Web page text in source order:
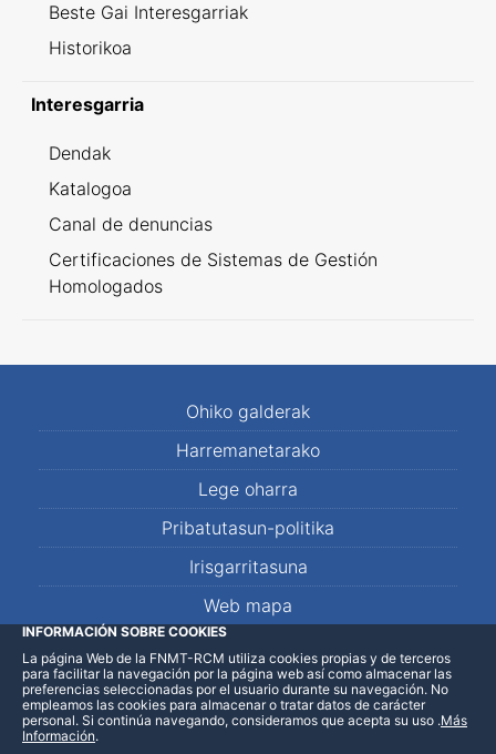
Beste Gai Interesgarriak
Historikoa
Interesgarria
Dendak
Katalogoa
Canal de denuncias
Certificaciones de Sistemas de Gestión
Homologados
Ohiko galderak
Harremanetarako
Lege oharra
Pribatutasun-politika
Irisgarritasuna
Web mapa
LinkedInFacebookWhatsApp
INFORMACIÓN SOBRE COOKIES
La página Web de la FNMT-RCM utiliza cookies propias y de terceros
para facilitar la navegación por la página web así como almacenar las
preferencias seleccionadas por el usuario durante su navegación. No
empleamos las cookies para almacenar o tratar datos de carácter
personal. Si continúa navegando, consideramos que acepta su uso .Más
Información.